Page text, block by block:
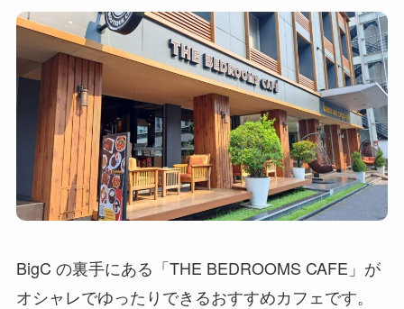
BigC の裏手にある「THE BEDROOMS CAFE」が
オシャレでゆったりできるおすすめカフェです。